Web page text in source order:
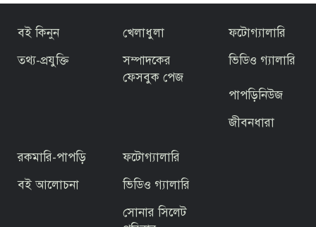
বই কিনুন
তথ্য-প্রযুক্তি
খেলাধুলা
সম্পাদকের
ফেসবুক পেজ
ফটোগ্যালারি
ভিডিও গ্যালারি
পাপড়িনিউজ
জীবনধারা
রকমারি-পাপড়ি
বই আলোচনা
ফটোগ্যালারি
ভিডিও গ্যালারি
সোনার সিলেট